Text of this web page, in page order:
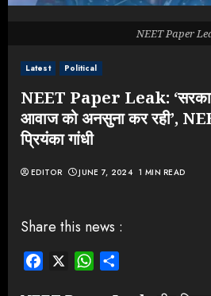
Latest Political
NEET Paper Leak: ‘सरकार
आवाज को अनसुना कर रही’,
प्रियंका गांधी
EDITOR JUNE 7, 2024 1 MIN READ
NEET Paper
Share this news :
Facebook WhatsApp